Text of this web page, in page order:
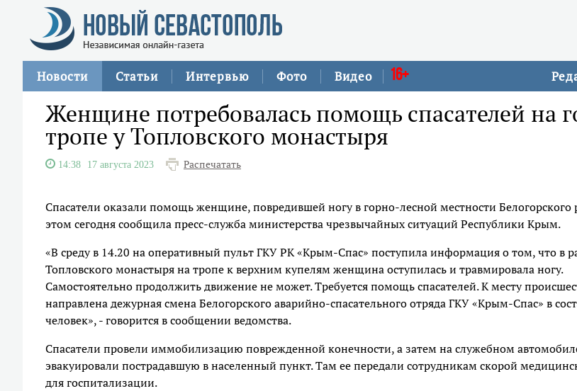
Новости Статьи Интервью Фото Видео 16+
Женщине потребовалась помощь спасателей на
тропе у Топловского монастыря
14:38 17 августа 2023 Распечатать
Спасатели оказали помощь женщине, повредившей ногу в горно-лесной местности Белогорского
этом сегодня сообщила пресс-служба министерства чрезвычайных ситуаций Республики Крым.
«В среду в 14.20 на оперативный пульт ГКУ РК «Крым-Спас» поступила информация о том, что в
Топловского монастыря на тропе к верхним купелям женщина оступилась и травмировала ногу.
Самостоятельно продолжить движение не может. Требуется помощь спасателей. К месту
направлена дежурная смена Белогорского аварийно-спасательного отряда ГКУ «Крым-Спас» в
человек», - говорится в сообщении ведомства.
Спасатели провели иммобилизацию поврежденной конечности, а затем на служебном
эвакуировали пострадавшую в населенный пункт. Там ее передали сотрудникам скорой
для госпитализации.